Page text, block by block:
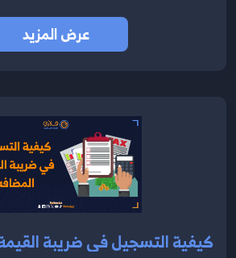
عرض المزيد
كيفية التسجيل في ضريبة القيمة